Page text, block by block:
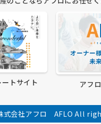
トサイト アフ
式会社アフロ AFLO All